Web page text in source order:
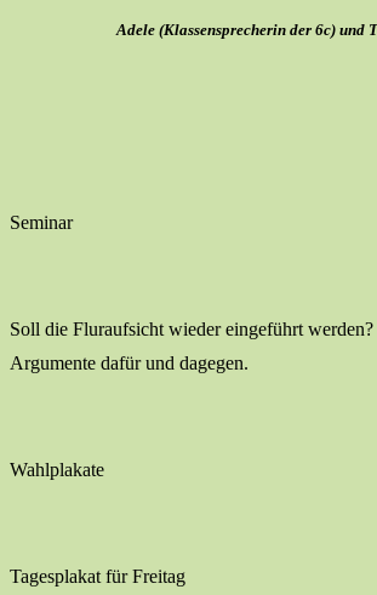
Adele (Klassensprecherin der 6c) und
Seminar
Soll die Fluraufsicht wieder eingeführt werden?
Argumente dafür und dagegen.
Wahlplakate
Tagesplakat für Freitag